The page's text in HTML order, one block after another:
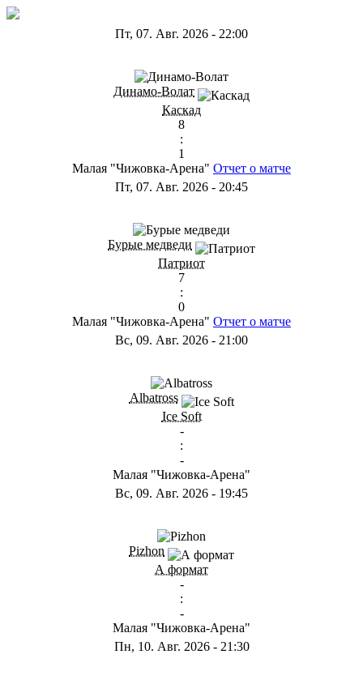
Пт, 07. Авг. 2026 - 22:00
Динамо-Волат
Каскад
8
:
1
Малая "Чижовка-Арена" Отчет о матче
Пт, 07. Авг. 2026 - 20:45
Бурые медведи
Патриот
7
:
0
Малая "Чижовка-Арена" Отчет о матче
Вс, 09. Авг. 2026 - 21:00
Albatross
Ice Soft
-
:
-
Малая "Чижовка-Арена"
Вс, 09. Авг. 2026 - 19:45
Pizhon
А формат
-
:
-
Малая "Чижовка-Арена"
Пн, 10. Авг. 2026- 21:30